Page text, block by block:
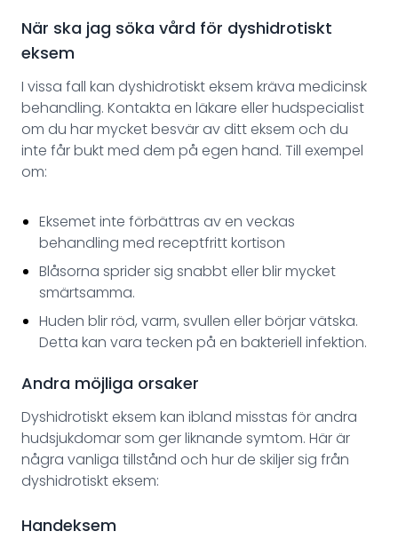
När ska jag söka vård för dyshidrotiskt
eksem
I vissa fall kan dyshidrotiskt eksem kräva medicinsk
behandling. Kontakta en läkare eller hudspecialist
om du har mycket besvär av ditt eksem och du
inte får bukt med dem på egen hand. Till exempel
om:
Eksemet inte förbättras av en veckas
behandling med receptfritt kortison
Blåsorna sprider sig snabbt eller blir mycket
smärtsamma.
Huden blir röd, varm, svullen eller börjar vätska.
Detta kan vara tecken på en bakteriell infektion.
Andra möjliga orsaker
Dyshidrotiskt eksem kan ibland misstas för andra
hudsjukdomar som ger liknande symtom. Här är
några vanliga tillstånd och hur de skiljer sig från
dyshidrotiskt eksem:
Handeksem